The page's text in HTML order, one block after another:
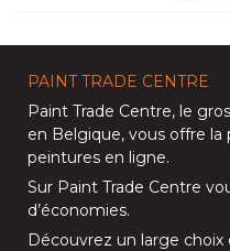
PAINT TRADE CENTRE
Paint Trade Centre, le
en Belgique, vous offre la
peintures en ligne.
Sur Paint Trade Centre
d’économies.
Découvrez un large